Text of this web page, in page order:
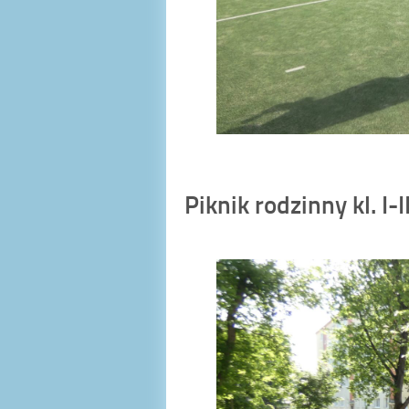
Piknik rodzinny kl. I-